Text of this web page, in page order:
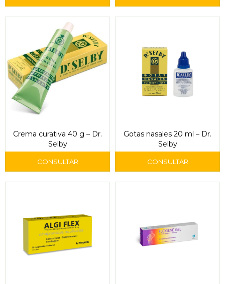
Crema curativa 40 g – Dr.
Selby
Gotas nasales 20 ml – Dr.
Selby